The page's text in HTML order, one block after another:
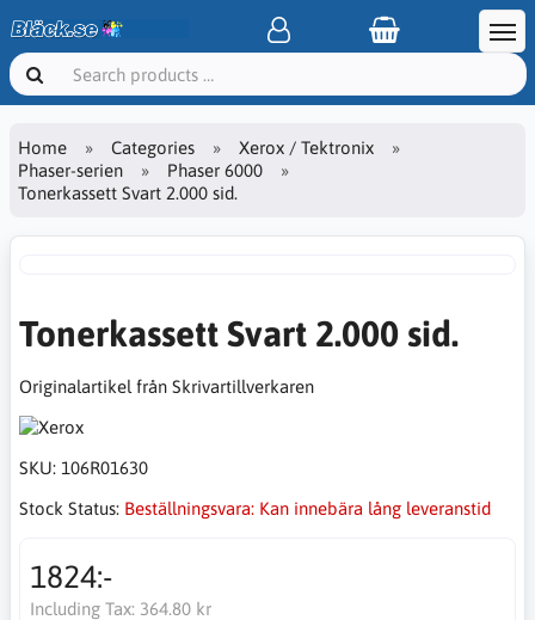
Home Categories
Xerox / Tektronix
Phaser-serien
Phaser 6000
Tonerkassett Svart 2.000 sid.
Tonerkassett Svart 2.000 sid.
Originalartikel från Skrivartillverkaren
SKU: 106R01630
Stock Status: Beställningsvara: Kan innebära lång leveranstid
1824:-
Including Tax: 364.80 kr